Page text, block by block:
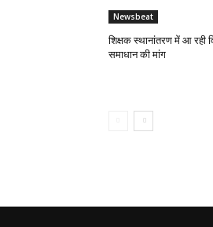
Newsbeat
शिक्षक स्थानांतरण में आ रही
समाधान की मांग